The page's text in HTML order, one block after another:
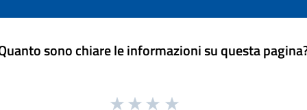
sono chiare le informazioni su questa